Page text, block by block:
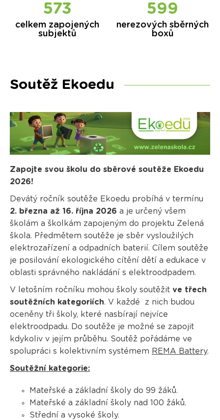
573
celkem zapojených
subjektů
599
nerezových sběrných
boxů
Soutěž Ekoedu
Zapojte svou školu do sběrové soutěže Ekoedu
2026!
Devátý ročník soutěže Ekoedu probíhá v termínu
2. března až 16. října 2026 a je určený všem
školám a školkám zapojeným do projektu Zelená
škola. Předmětem soutěže je sběr vysloužilých
elektrozařízení a odpadních baterií. Cílem soutěže
je posilování ekologického cítění dětí a edukace v
oblasti správného nakládání s elektroodpadem.
V letošním ročníku mohou školy soutěžit ve třech
soutěžních kategoriích. V každé z nich budou
oceněny tři školy, které nasbírají nejvíce
elektroodpadu. Do soutěže je možné se zapojit
kdykoliv v jejím průběhu. Soutěž pořádáme ve
spolupráci s kolektivním systémem REMA Battery.
Soutěžní kategorie:
Mateřské a základní školy do 99 žáků.
Mateřské a základní školy nad 100 žáků.
Střední a vysoké školy.